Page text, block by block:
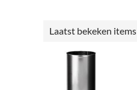
Laatst bekeken items